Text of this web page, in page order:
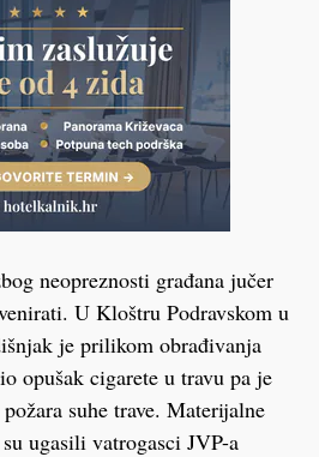
neopreznosti građana jučer
U Kloštru Podravskom u
je prilikom obrađivanja
opušak cigarete u travu pa je
suhe trave. Materijalne
ugasili vatrogasci JVP-a